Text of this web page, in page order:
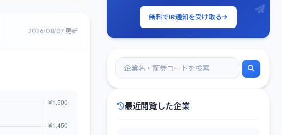
2026/08/07 更新
無料でIR通知を受け取る
最近閲覧した企業